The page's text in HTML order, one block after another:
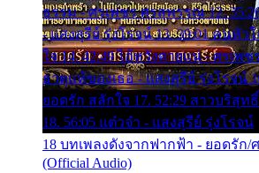
ธรรม - ศรเพชร ศรสุพรรณ 12.
- แสงสุรีย์ รุ่งโรจน์ 13. 39:01 คนหัว
ใจ 14. 42:49 ไอ้หวังตายแน่ - ศรเพ
ธาตุแท้ของเธอ - แสงสุรีย์ รุ่งโรจน์
ยอดรัก สลักใจ 17. 52:29 สาวบริสุ
18. 56:05 แต๋วจ๋า - แสงสุรีย์ รุ่งโรจน์
18 บทเพลงดังจากฟากฟ้า - ยอดรัก/
(Official Audio)